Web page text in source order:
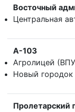
Восточный
Центральная
А-103
Агролицей
Новый городок
Пролетарский